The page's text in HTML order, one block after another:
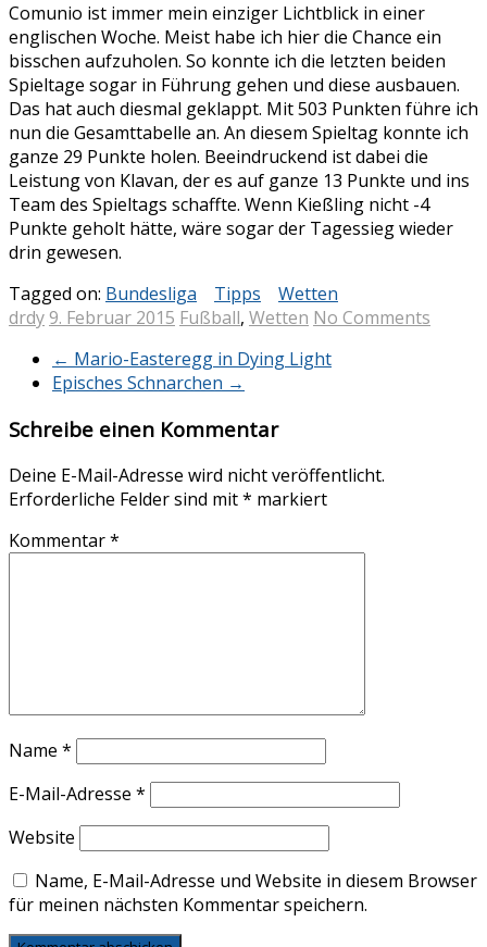
Comunio ist immer mein einziger Lichtblick in einer
englischen Woche. Meist habe ich hier die Chance ein
bisschen aufzuholen. So konnte ich die letzten beiden
Spieltage sogar in Führung gehen und diese ausbauen.
Das hat auch diesmal geklappt. Mit 503 Punkten führe ich
nun die Gesamttabelle an. An diesem Spieltag konnte ich
ganze 29 Punkte holen. Beeindruckend ist dabei die
Leistung von Klavan, der es auf ganze 13 Punkte und ins
Team des Spieltags schaffte. Wenn Kießling nicht -4
Punkte geholt hätte, wäre sogar der Tagessieg wieder
drin gewesen.
Tagged on: Bundesliga Tipps
Wetten
drdy9. Februar 2015 Fußball, Wetten No Comments
← Mario-Easteregg in Dying Light
Episches Schnarchen →
Schreibe einen Kommentar
Deine E-Mail-Adresse wird nicht veröffentlicht.
Erforderliche Felder sind mit* markiert
Kommentar*
Name *
E-Mail-Adresse *
Website
Name, E-Mail-Adresse und Website in diesem Browser
für meinen nächsten Kommentar speichern.